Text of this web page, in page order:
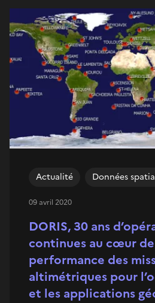
DORIS, 30 ans
continues au cœur
performance des
altimétriques pour
et les applications
Actualité Données
09 avril 2020